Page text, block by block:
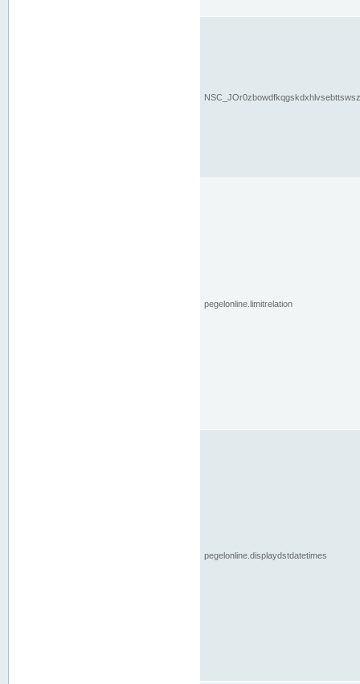
pegelonline.limitrelation
pegelonline.displaydstdatetimes